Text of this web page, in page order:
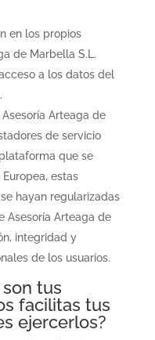
en los propios
de Marbella S.L.
a los datos del
Arteaga de
de servicio
que se
estas
hayan regularizadas
Asesoría Arteaga de
integridad y
de los usuarios.
tus
facilitas tus
ejercerlos?